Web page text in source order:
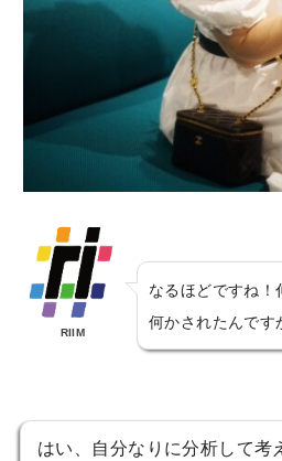
RIIM
なるほどですね！
何かされたんです
はい、自分なりに分析して考